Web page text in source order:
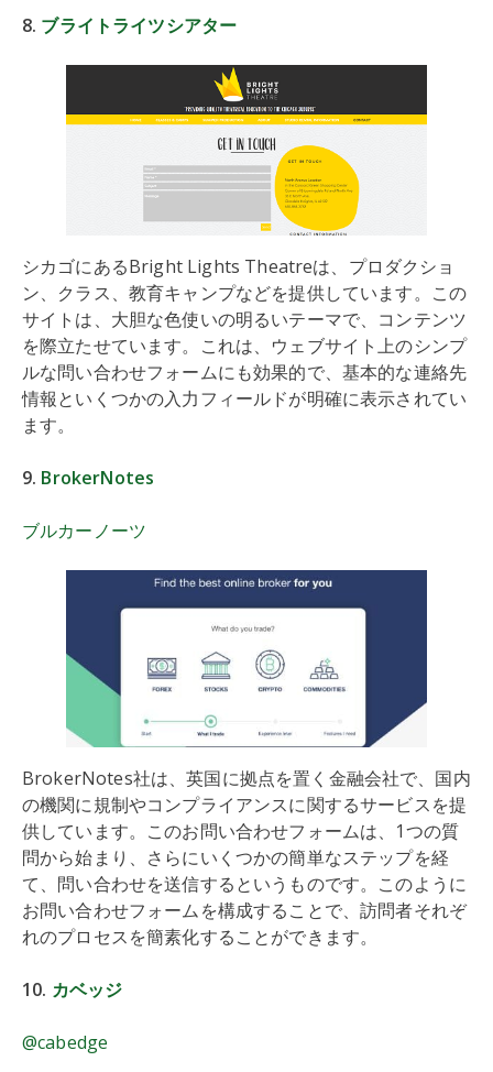
8. ブライトライツシアター
シカゴにあるBright Lights Theatreは、プロダクショ
ン、クラス、教育キャンプなどを提供しています。この
サイトは、大胆な色使いの明るいテーマで、コンテンツ
を際立たせています。これは、ウェブサイト上のシンプ
ルな問い合わせフォームにも効果的で、基本的な連絡先
情報といくつかの入力フィールドが明確に表示されてい
ます。
9. BrokerNotes
ブルカーノーツ
BrokerNotes社は、英国に拠点を置く金融会社で、国内
の機関に規制やコンプライアンスに関するサービスを提
供しています。このお問い合わせフォームは、1つの質
問から始まり、さらにいくつかの簡単なステップを経
て、問い合わせを送信するというものです。このように
お問い合わせフォームを構成することで、訪問者それぞ
れのプロセスを簡素化することができます。
10. カベッジ
@cabedge